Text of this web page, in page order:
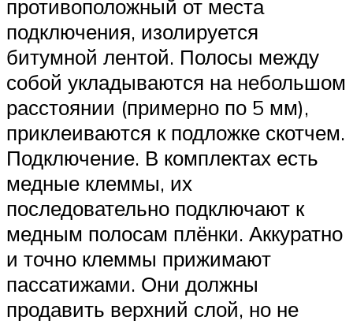
противоположный от места
подключения, изолируется
битумной лентой. Полосы между
собой укладываются на небольшом
расстоянии (примерно по 5 мм),
приклеиваются к подложке скотчем.
Подключение. В комплектах есть
медные клеммы, их
последовательно подключают к
медным полосам плёнки. Аккуратно
и точно клеммы прижимают
пассатижами. Они должны
продавить верхний слой, но не